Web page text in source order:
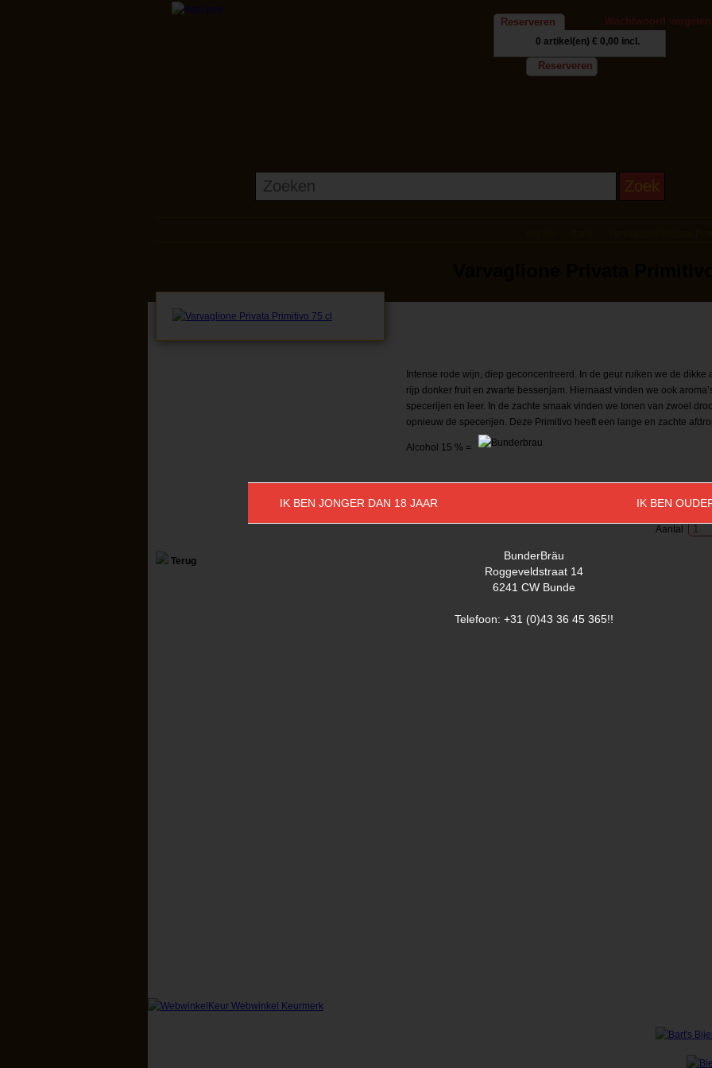
Reserveren Wachtwoord
0 artikel(en) € 0,00 incl.
Reserveren
Intense rode wijn, diep geconcentreerd. In de geur ruiken we de dikke
rijp donker fruit en zwarte bessenjam. Hiernaast vinden we ook
specerijen en leer. In de zachte smaak vinden we tonen van zwoel
opnieuw de specerijen. Deze Primitivo heeft een lange en zachte
Alcohol 15 % =
Aantal
Terug
IK BEN JONGER DAN 18 JAAR IK BEN
BunderBräu
Roggeveldstraat 14
6241 CW Bunde
Telefoon: +31 (0)43 36 45 365!!